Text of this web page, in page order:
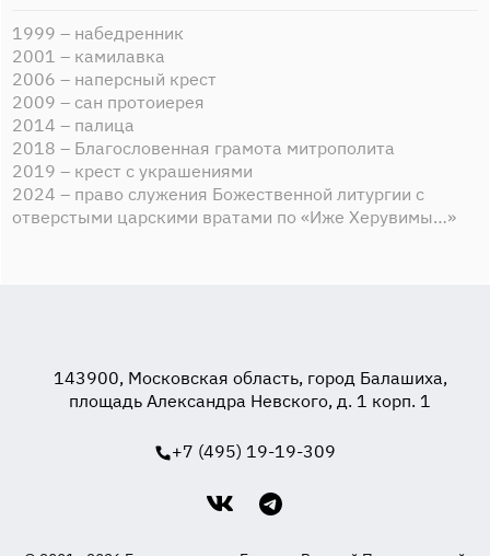
1999 – набедренник
2001 – камилавка
2006 – наперсный крест
2009 – сан протоиерея
2014 – палица
2018 – Благословенная грамота митрополита
2019 – крест с украшениями
2024 – право служения Божественной литургии с
отверстыми царскими вратами по «Иже Херувимы…»
143900, Московская область, город Балашиха,
площадь Александра Невского, д. 1 корп. 1
+7 (495) 19-19-309